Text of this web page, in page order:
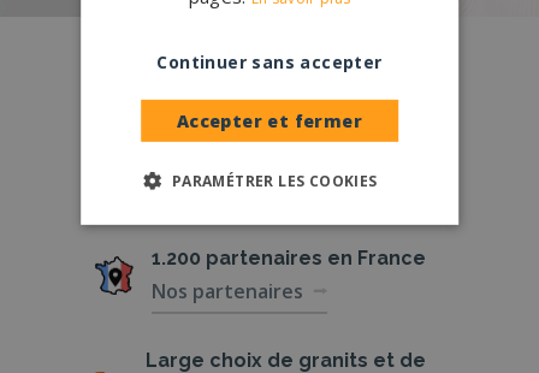
Conceptionfrançaise
Configurateur
1.200 partenaires en France
Nos partenaires
Large choix de granits et de
Accepter et fermer
Continuer sans accepter
PARAMÉTRER LES COOKIES